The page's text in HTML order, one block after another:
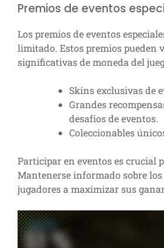
Premios de eventos
Los premios de eventos
limitado. Estos premios pueden
significativas de moneda del
Skins exclusivas de
Grandes
desafíos de eventos.
Coleccionables
Participar en eventos es crucial
Mantenerse informado sobre
jugadores a maximizar sus